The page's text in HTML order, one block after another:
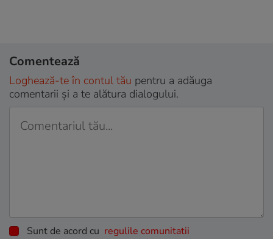
Comentează
Loghează-te în contul tău pentru a adăuga
comentarii și a te alătura dialogului.
Sunt de acord cu regulile comunitatii